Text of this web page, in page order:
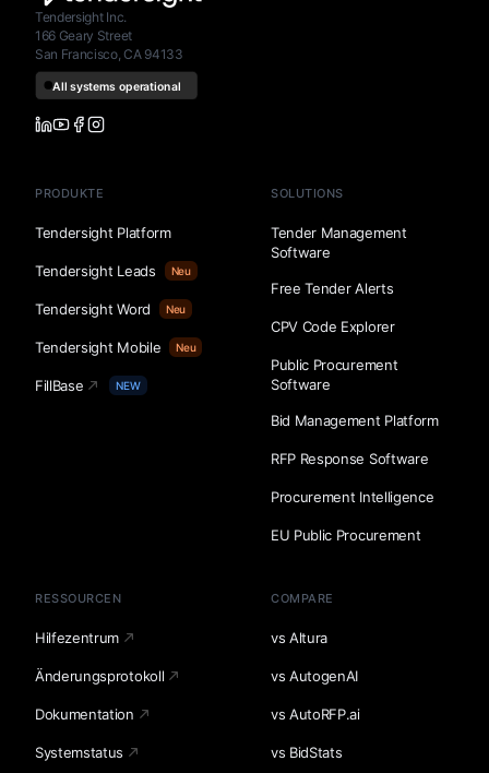
Tendersight Inc.
166 Geary Street
San Francisco, CA 94133
PRODUKTE
Tendersight Platform
Tendersight Leads Neu
Tendersight Word Neu
Tendersight Mobile Neu
FillBase NEW
SOLUTIONS
Tender Management
Software
Free Tender Alerts
CPV Code Explorer
Public Procurement
Software
Bid Management Platform
RFP Response Software
Procurement Intelligence
EU Public Procurement
RESSOURCEN
Hilfezentrum
Änderungsprotokoll
Dokumentation
Systemstatus
COMPARE
vs Altura
vs AutogenAI
vs AutoRFP.ai
vs BidStats